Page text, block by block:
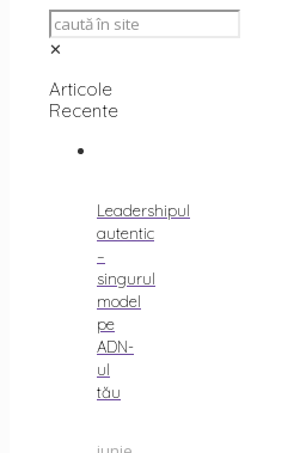
✕
Articole
Recente
Leadershipul
autentic
–
singurul
model
pe
ADN-
ul
tău